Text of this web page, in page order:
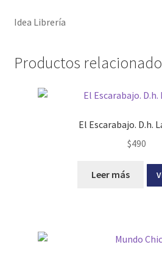
Idea Librería
Productos
El Escarabajo. D.h.
$490
Leer más